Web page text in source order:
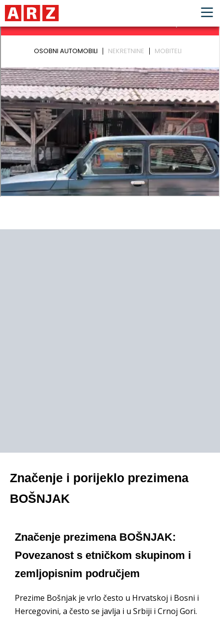
Značenje i porijeklo prezimena
BOŠNJAK
Značenje prezimena BOŠNJAK:
Povezanost s etničkom skupinom i
zemljopisnim područjem
Prezime Bošnjak je vrlo često u Hrvatskoj i Bosni i
Hercegovini, a često se javlja i u Srbiji i Crnoj Gori.